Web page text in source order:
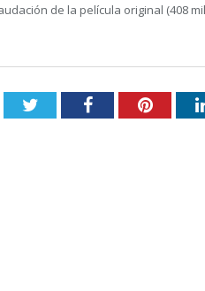
de la película original (408
TwitterFacebook